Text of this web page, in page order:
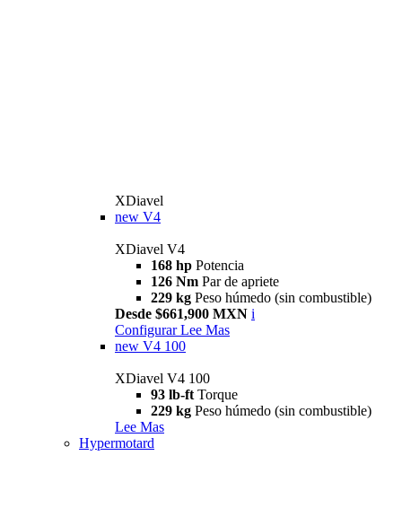
XDiavel
new V4
XDiavel V4
168 hp Potencia
126 Nm Par de apriete
229 kg Peso húmedo (sin combustible)
Desde $661,900 MXN i
Configurar Lee Mas
new V4 100
XDiavel V4 100
93 lb-ft Torque
229 kg Peso húmedo (sin combustible)
Lee Mas
Hypermotard